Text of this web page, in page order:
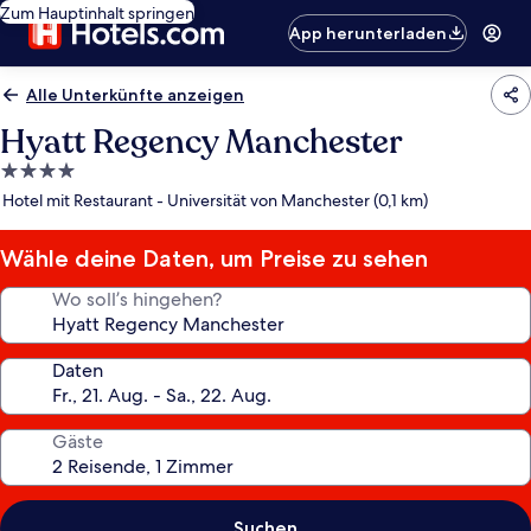
Zum Hauptinhalt springen
App herunterladen
Alle Unterkünfte anzeigen
Hyatt Regency Manchester
4.0-
Sterne-
Hotel mit Restaurant - Universität von Manchester (0,1 km)
Wähle deine Daten, um Preise zu sehen
Wo soll’s hingehen?
Daten
Gäste